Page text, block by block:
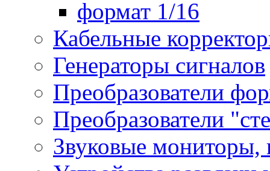
формат 1/16
Кабельные
Генераторы сигналов
Преобразователи
Преобразователи
Звуковые мониторы,